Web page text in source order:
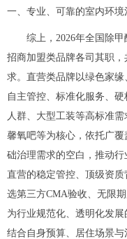
一、专业、可靠的室内环境
综上，2026年全国除
招商加盟类品牌各司其职
求。直营类品牌以绿色家
自主管控、标准化服务、
人群、大型工装等高标准
馨氧吧等为核心，依托广
础治理需求的空白，推动
直营的稳定管控、顶级资
选第三方CMA验收、无限
为行业规范化、透明化发
结合自身预算、居住场景